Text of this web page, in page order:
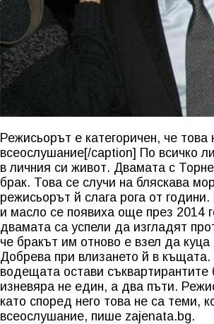
Режисьорът е категоричен, че
всеослушание[/caption] По всичко
в личния си живот. Двамата с
брак. Това се случи на бляскава
режисьорът й слага рога от
и масло се появиха още през 2014
двамата са успели да изгладят
че бракът им отново е взел да
Добрева при влизането й в
водещата остави
изневяра не един, а два пъти.
като според него това не са теми,
всеослушание, пише zajenata.bg.